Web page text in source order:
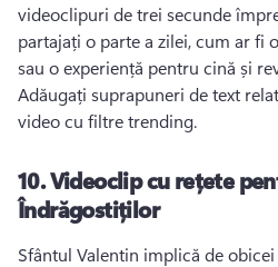
videoclipuri de trei secunde
partajați o parte a zilei, cum ar fi
Adăugați suprapuneri de text
video cu filtre trending.
10.Videoclip cu rețete
Îndrăgostiților
Sfântul Valentin implică de